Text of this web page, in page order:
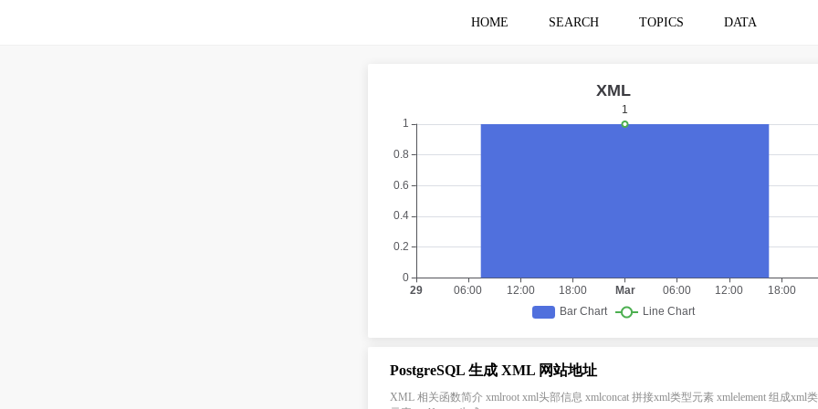
HOME SEARCH TOPICS DATA
PostgreSQL 生成 XML 网站地址
XML 相关函数简介 xmlroot xml头部信息 xmlconcat 拼接xml类型元素 xmlelement 组成xml